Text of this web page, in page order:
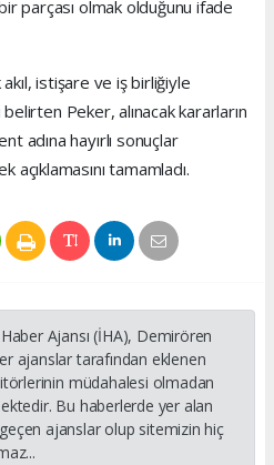
parçası olmak olduğunu ifade
istişare ve iş birliğiyle
belirten Peker, alınacak kararların
adına hayırlı sonuçlar
açıklamasını tamamladı.
Ajansı (İHA), Demirören
ajanslar tarafından eklenen
müdahalesi olmadan
Bu haberlerde yer alan
ajanslar olup sitemizin hiç